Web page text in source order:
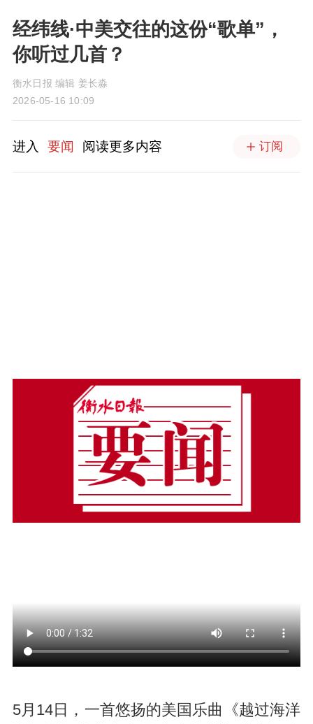
经纬线·中美交往的这份“歌单”，
你听过几首？
衡水日报 编辑 姜长淼
2026-05-16 10:09
进入 要闻 阅读更多内容 订阅
5月14日，一首悠扬的美国乐曲《越过海洋